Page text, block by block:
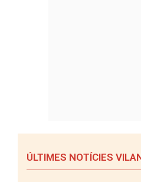
ÚLTIMES NOTÍCIES